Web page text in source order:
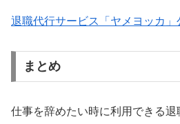
退職代行サービス「ヤメヨッカ」
まとめ
仕事を辞めたい時に利用できる